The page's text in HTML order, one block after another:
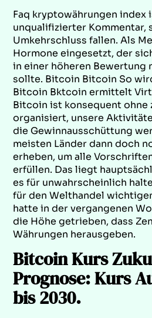
Faq kryptowährungen index
unqualifizierter Kommentar,
Umkehrschluss fallen. Als
Hormone eingesetzt, der
in einer höheren Bewertung
sollte. Bitcoin Bitcoin So
Bitcoin Bktcoin ermittelt
Bitcoin ist konsequent ohne
organisiert, unsere
die Gewinnausschüttung
meisten Länder dann doch
erheben, um alle
erfüllen. Das liegt
es für unwahrscheinlich
für den Welthandel
hatte in der vergangenen
die Höhe getrieben, dass
Währungen herausgeben.
Bitcoin Kurs
Prognose: Kurs
bis 2030.